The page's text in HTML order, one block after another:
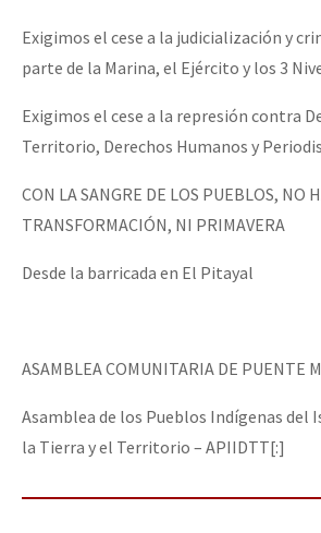
Exigimos el cese a la judicialización y
parte de la Marina, el Ejército y los 3
Exigimos el cese a la represión contra
Territorio, Derechos Humanos y
CON LA SANGRE DE LOS PUEBLOS, NO
TRANSFORMACIÓN, NI PRIMAVERA
Desde la barricada en El Pitayal
ASAMBLEA COMUNITARIA DE PUENTE
Asamblea de los Pueblos Indígenas del
la Tierra y el Territorio – APIIDTT[:]